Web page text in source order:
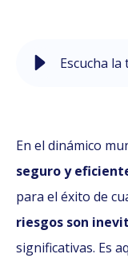
Escucha
En el dinámico
seguro y
para el éxito de
riesgos son
significativas. Es